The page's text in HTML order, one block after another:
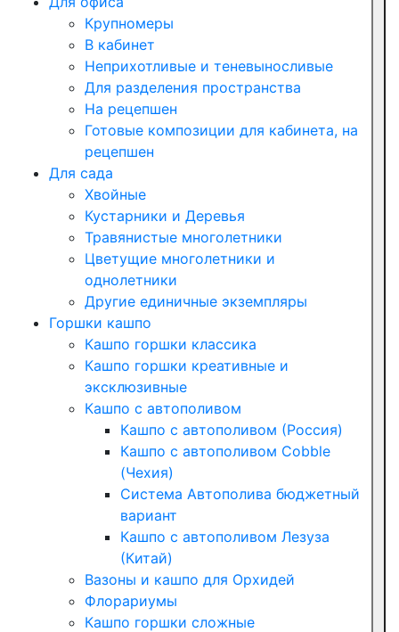
Крупномеры
В кабинет
Неприхотливые и теневыносливые
Для разделения пространства
На рецепшен
Готовые композиции для кабинета, на
рецепшен
Для сада
Хвойные
Кустарники и Деревья
Травянистые многолетники
Цветущие многолетники и
однолетники
Другие единичные экземпляры
Горшки кашпо
Кашпо горшки классика
Кашпо горшки креативные и
эксклюзивные
Кашпо с автополивом
Кашпо с автополивом (Россия)
Кашпо с автополивом Cobble
(Чехия)
Система Автополива бюджетный
вариант
Кашпо с автополивом Лезуза
(Китай)
Вазоны и кашпо для Орхидей
Флорариумы
Кашпо горшки сложные